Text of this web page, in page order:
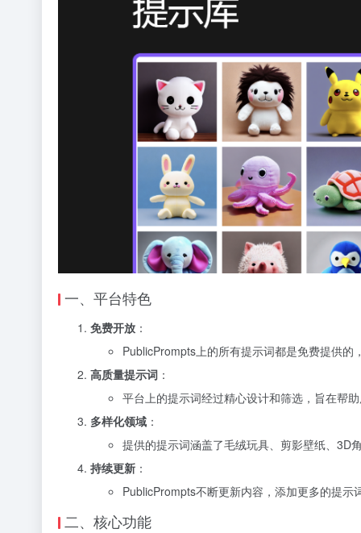
一、平台特色
免费开放 ：
PublicPrompts上的所有提示词都是免费提供的
高质量提示词 ：
平台上的提示词经过精心设计和筛选，旨在帮
多样化领域 ：
提供的提示词涵盖了毛绒玩具、剪影壁纸、3D
持续更新 ：
PublicPrompts不断更新内容，添加更多的提
二、核心功能